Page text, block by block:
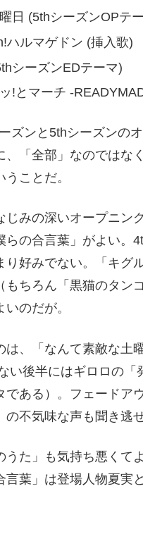
日 (5thシーズンOPテ
ハルマゲドン (挿入歌)
シーズンEDテーマ)
!とマーチ -
ズンと5thシーズンの
、「全部」なのではな
ことだ。
じみの深いオープニン
らの合言葉」がよい。
り好みでない。「キグ
もちろん「黒猫のタ
のだが。
は、「なんて素敵な土
い後半にはギロロの
である）。フェードア
の不気味な声も聞き逃
うた」も気持ち悪く
言葉」は登場人物夏実